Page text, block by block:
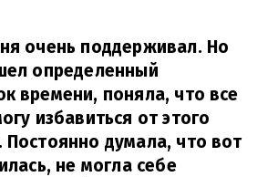
очень поддерживал. Но
определенный
времени, поняла, что все
избавиться от этого
думала, что вот
не могла себе